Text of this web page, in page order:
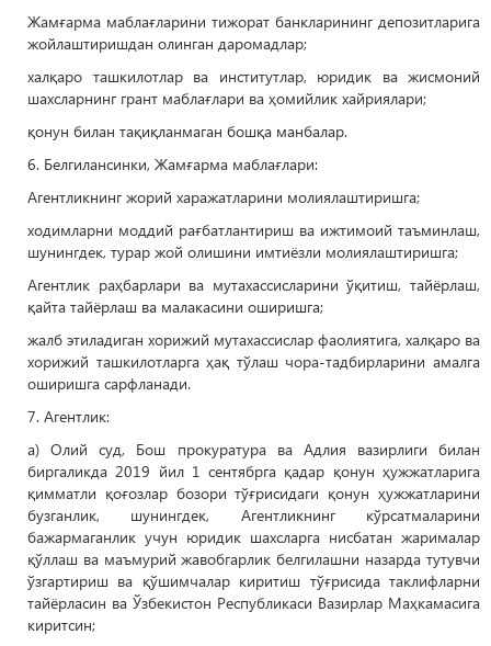
Жамғарма маблағларини тижорат банкларининг депозитларига
жойлаштиришдан олинган даромадлар;
халқаро ташкилотлар ва институтлар, юридик ва жисмоний
шахсларнинг грант маблағлари ва ҳомийлик хайриялари;
қонун билан тақиқланмаган бошқа манбалар.
6. Белгилансинки, Жамғарма маблағлари:
Агентликнинг жорий харажатларини молиялаштиришга;
ходимларни моддий рағбатлантириш ва ижтимоий таъминлаш,
шунингдек, турар жой олишини имтиёзли молиялаштиришга;
Агентлик раҳбарлари ва мутахассисларини ўқитиш, тайёрлаш,
қайта тайёрлаш ва малакасини оширишга;
жалб этиладиган хорижий мутахассислар фаолиятига, халқаро ва
хорижий ташкилотларга ҳақ тўлаш чора-тадбирларини амалга
оширишга сарфланади.
7. Агентлик:
а) Олий суд, Бош прокуратура ва Адлия вазирлиги билан
биргаликда 2019 йил 1 сентябрга қадар қонун ҳужжатларига
қимматли қоғозлар бозори тўғрисидаги қонун ҳужжатларини
бузганлик, шунингдек, Агентликнинг кўрсатмаларини
бажармаганлик учун юридик шахсларга нисбатан жарималар
қўллаш ва маъмурий жавобгарлик белгилашни назарда тутувчи
ўзгартириш ва қўшимчалар киритиш тўғрисида таклифларни
тайёрласин ва Ўзбекистон Республикаси Вазирлар Маҳкамасига
киритсин;